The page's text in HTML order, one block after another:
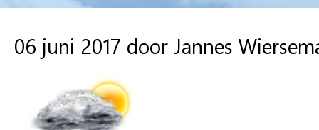
06 juni 2017 door Jannes